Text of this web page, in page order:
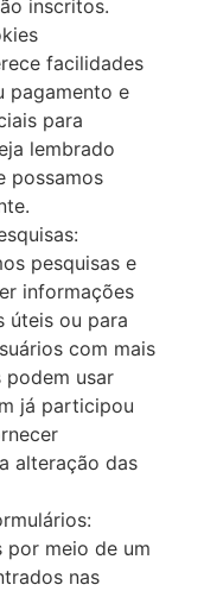
inscritos.
facilidades
pagamento e
para
lembrado
possamos
pesquisas e
informações
úteis ou para
com mais
podem usar
já participou
alteração das
por meio de um
nas